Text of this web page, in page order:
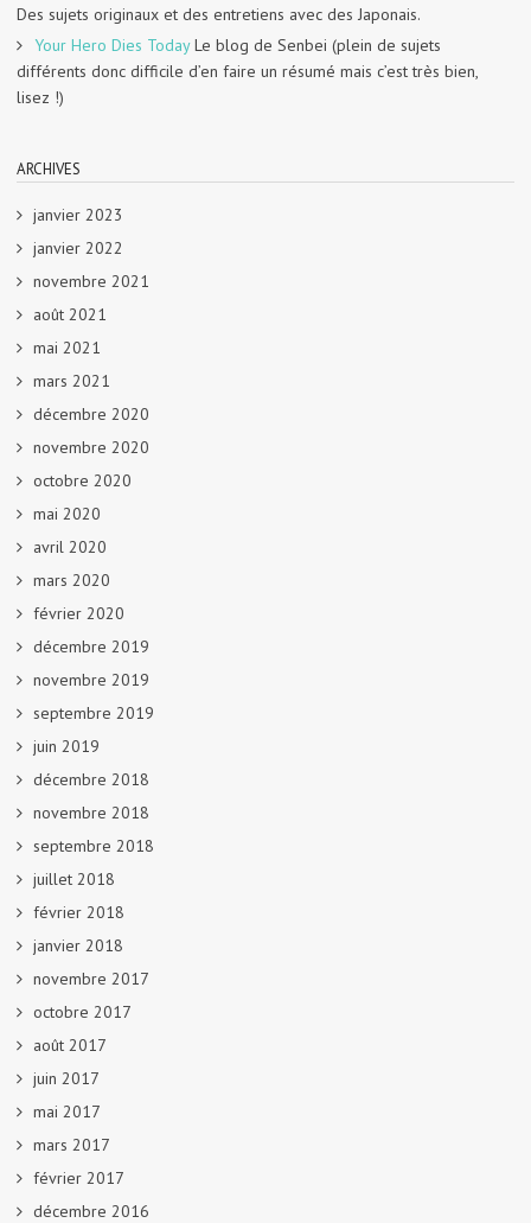
Des sujets originaux et des entretiens avec des Japonais.
Your Hero Dies TodayLe blog de Senbei (plein de sujets
différents donc difficile d’en faire un résumé mais c’est très bien,
lisez !)
ARCHIVES
janvier 2023
janvier 2022
novembre 2021
août 2021
mai 2021
mars 2021
décembre 2020
novembre 2020
octobre 2020
mai 2020
avril 2020
mars 2020
février 2020
décembre 2019
novembre 2019
septembre 2019
juin 2019
décembre 2018
novembre 2018
septembre 2018
juillet 2018
février 2018
janvier 2018
novembre 2017
octobre 2017
août 2017
juin 2017
mai 2017
mars 2017
février 2017
décembre 2016